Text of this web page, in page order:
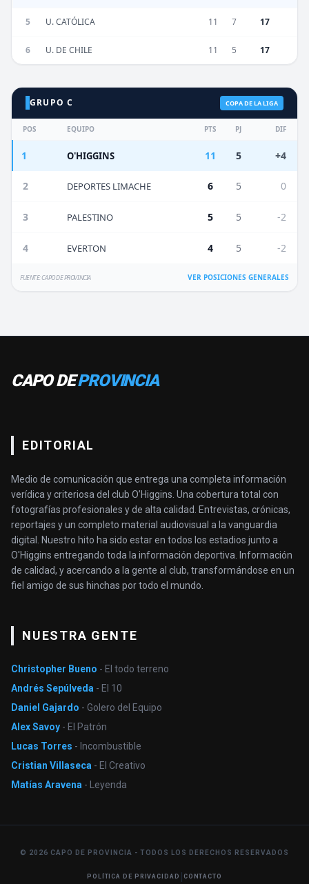
5 U. CATÓLICA 11 7 17
6 U. DE CHILE 11 5 17
GRUPO C COPA DE LA LIGA
POS EQUIPO PTS PJ DIF
1 O'HIGGINS 11 5 +4
2 DEPORTES LIMACHE 6 5 0
3 PALESTINO 5 5 -2
4 EVERTON 4 5 -2
FUENTE: CAPO DE PROVINCIA VER POSICIONES GENERALES
CAPO DEPROVINCIA
EDITORIAL
Medio de comunicación que entrega una completa información
verídica y criteriosa del club O’Higgins. Una cobertura total con
fotografías profesionales y de alta calidad. Entrevistas, crónicas,
reportajes y un completo material audiovisual a la vanguardia
digital. Nuestro hito ha sido estar en todos los estadios junto a
O'Higgins entregando toda la información deportiva. Información
de calidad, y acercando a la gente al club, transformándose en un
fiel amigo de sus hinchas por todo el mundo.
NUESTRA GENTE
Christopher Bueno - El todo terreno
Andrés Sepúlveda - El 10
Daniel Gajardo - Golero del Equipo
Alex Savoy - El Patrón
Lucas Torres - Incombustible
Cristian Villaseca - El Creativo
Matías Aravena - Leyenda
© 2026 CAPO DE PROVINCIA - TODOS LOS DERECHOS RESERVADOS
POLÍTICA DE PRIVACIDAD | CONTACTO